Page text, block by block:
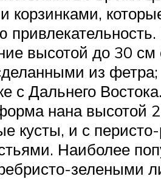
корзинками,
высотой до 30
из фетра;
Дальнего
нана высотой
кусты, и с
Наиболее
зелеными